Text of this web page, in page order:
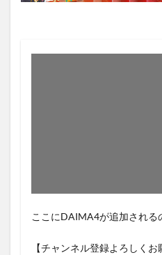
ここにDAIMA4が追加される
【チャンネル登録よろしくお